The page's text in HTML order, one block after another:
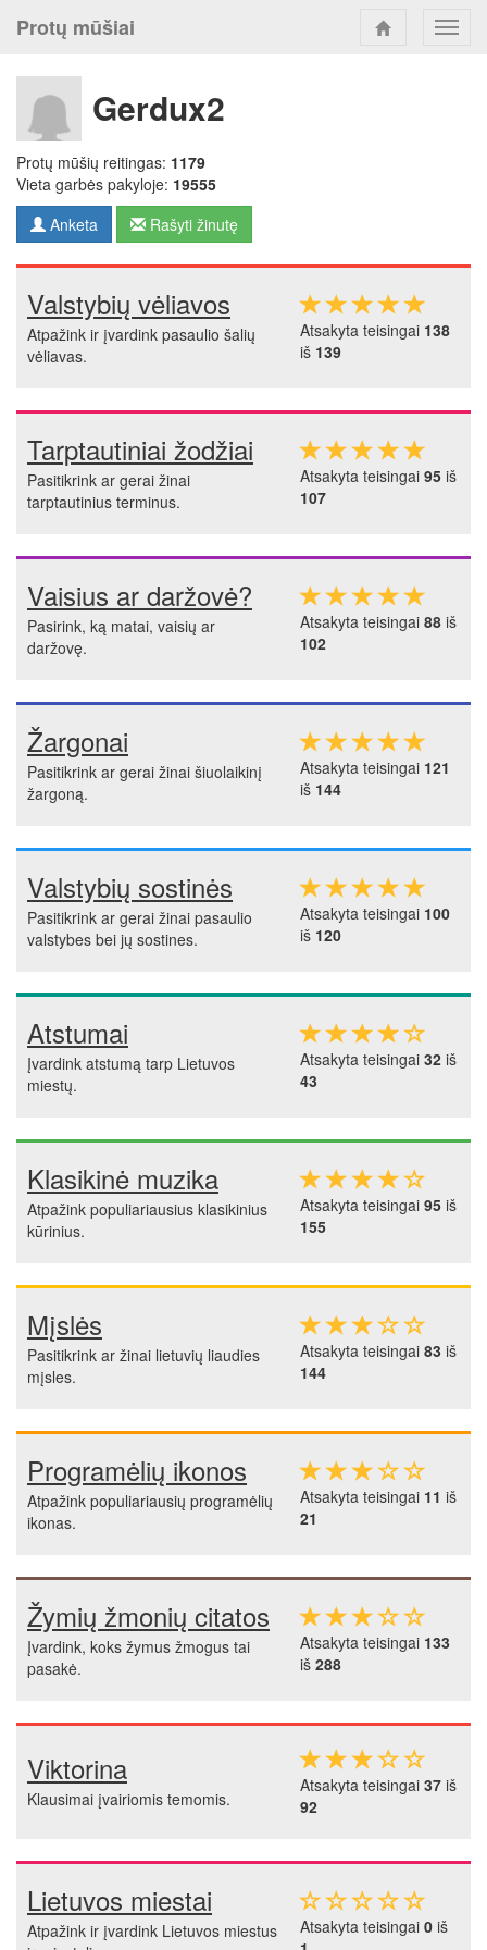
Protų mūšiai
Gerdux2
Protų mūšių reitingas: 1179
Vieta garbės pakyloje: 19555
Anketa
Rašyti žinutę
Valstybių vėliavos
Atpažink ir įvardink pasaulio šalių
vėliavas.
Atsakyta teisingai 138
iš 139
Tarptautiniai žodžiai
Pasitikrink ar gerai žinai
tarptautinius terminus.
Atsakyta teisingai 95 iš
107
Vaisius ar daržovė?
Pasirink, ką matai, vaisių ar
daržovę.
Atsakyta teisingai 88 iš
102
Žargonai
Pasitikrink ar gerai žinai šiuolaikinį
žargoną.
Atsakyta teisingai 121
iš 144
Valstybių sostinės
Pasitikrink ar gerai žinai pasaulio
valstybes bei jų sostines.
Atsakyta teisingai 100
iš 120
Atstumai
Įvardink atstumą tarp Lietuvos
miestų.
Atsakyta teisingai 32 iš
43
Klasikinė muzika
Atpažink populiariausius klasikinius
kūrinius.
Atsakyta teisingai 95 iš
155
Mįslės
Pasitikrink ar žinai lietuvių liaudies
mįsles.
Atsakyta teisingai 83 iš
144
Programėlių ikonos
Atpažink populiariausių programėlių
ikonas.
Atsakyta teisingai 11 iš
21
Žymių žmonių citatos
Įvardink, koks žymus žmogus tai
pasakė.
Atsakyta teisingai 133
iš 288
Viktorina
Klausimai įvairiomis temomis.
Atsakyta teisingai 37 iš
92
Lietuvos miestai
Atpažink ir įvardink Lietuvos miestus
Atsakyta teisingai 0 iš